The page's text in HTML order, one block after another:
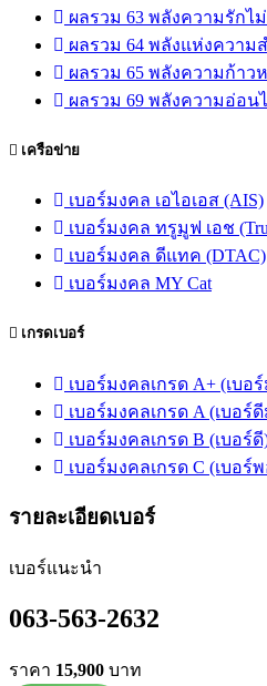
ผลรวม 63 พลังความรักไ
ผลรวม 64 พลังแห่งความส
ผลรวม 65 พลังความก้าว
ผลรวม 69 พลังความอ่อน
เครือข่าย
เบอร์มงคล เอไอเอส (AIS)
เบอร์มงคล ทรูมูฟ เอช
เบอร์มงคล ดีแทค (DTAC)
เบอร์มงคล MY Cat
เกรดเบอร์
เบอร์มงคลเกรด A+ (เบอ
เบอร์มงคลเกรด A (เบอร์
เบอร์มงคลเกรด B (เบอร์ดี
เบอร์มงคลเกรด C (เบอร์
รายละเอียดเบอร์
เบอร์แนะนำ
063-563-2632
ราคา 15,900 บาท